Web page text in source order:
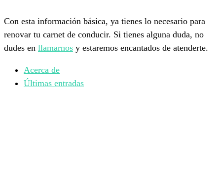
Con esta información básica, ya tienes lo necesario para
renovar tu carnet de conducir. Si tienes alguna duda, no
dudes en llamarnos y estaremos encantados de atenderte.
Acerca de
Últimas entradas